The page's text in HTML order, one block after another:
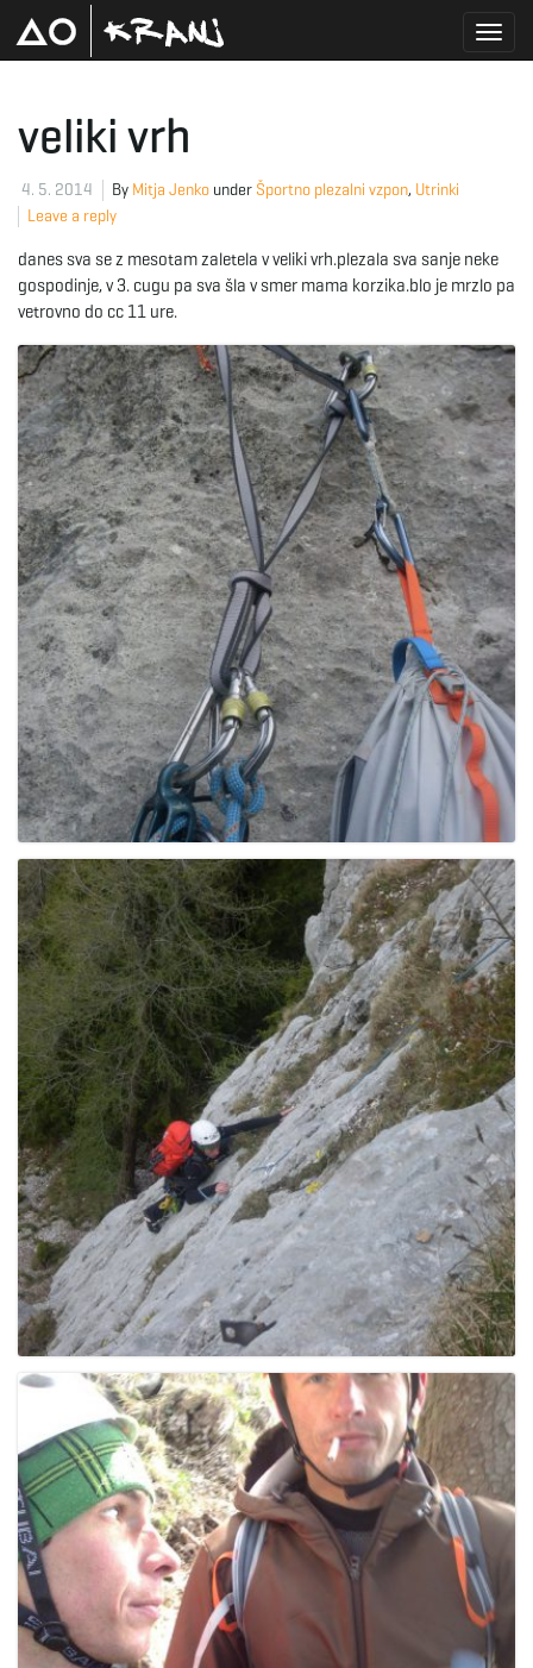
g
l
e
n
a
v
i
g
a
t
o
n
veliki vrh
4. 5. 2014 By Mitja Jenko under Športno plezalni vzpon, Utrinki
Leave a reply
danes sva se z mesotam zaletela v veliki vrh.plezala sva sanje neke
gospodinje, v 3. cugu pa sva šla v smer mama korzika.blo je mrzlo pa
vetrovno do cc 11 ure.